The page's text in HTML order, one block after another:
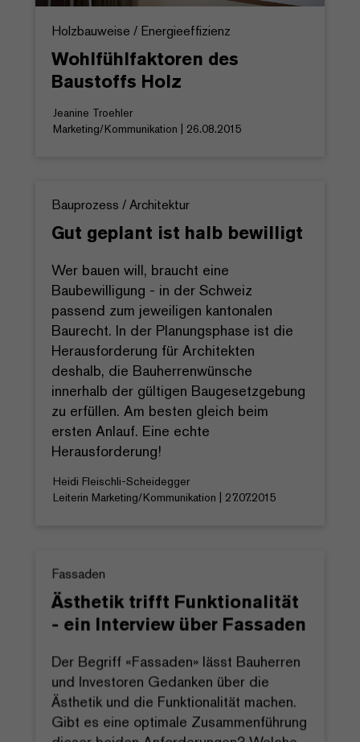
Holzbauweise / Energieeffizienz
Wohlfühlfaktoren des
Baustoffs Holz
Jeanine Troehler
Marketing/Kommunikation | 26.08.2015
Bauprozess / Architektur
Gut geplant ist halb bewilligt
Wer bauen will, braucht eine
Baubewilligung - in der Schweiz
passend zum jeweiligen kantonalen
Baurecht. In der Planungsphase ist die
Herausforderung für Architekten
deshalb, die Bauherrenwünsche
innerhalb der gültigen Baugesetzgebung
zu erfüllen. Am besten gleich beim
ersten Anlauf. Eine echte
Herausforderung!
Heidi Fleischli-Scheidegger
Leiterin Marketing/Kommunikation | 27.07.2015
Fassaden
Ästhetik trifft Funktionalität
- ein Interview über Fassaden
Der Begriff «Fassaden» lässt Bauherren
und Investoren Gedanken über die
Ästhetik und die Funktionalität machen.
Gibt es eine optimale Zusammenführung